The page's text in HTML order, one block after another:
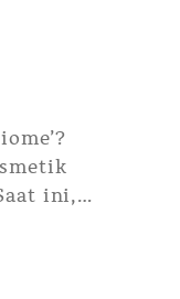
ini,
memiliki